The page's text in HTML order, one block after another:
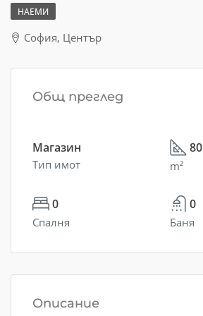
НАЕМИ
София, Център
Общ преглед
Магазин
Тип имот
80
m²
0
Спалня
0
Баня
Описание